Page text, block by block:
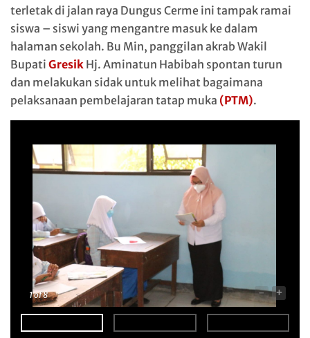
terletak di jalan raya Dungus Cerme ini tampak ramai
siswa – siswi yang mengantre masuk ke dalam
halaman sekolah. Bu Min, panggilan akrab Wakil
Bupati Gresik Hj. Aminatun Habibah spontan turun
dan melakukan sidak untuk melihat bagaimana
pelaksanaan pembelajaran tatap muka (PTM).
1of 8 - +